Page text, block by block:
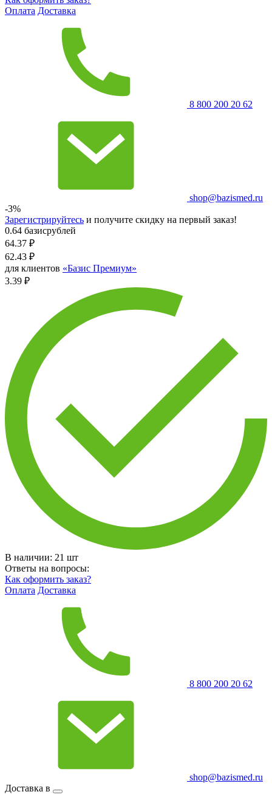
Оплата Доставка
8 800 200 20 62
shop@bazismed.ru
-3%
Зарегистрируйтесь и получите скидку на первый заказ!
0.64 базисрублей
64.37 ₽
62.43 ₽
для клиентов «Базис Премиум»
3.39 ₽
В наличии: 21 шт
Ответы на вопросы:
Как оформить заказ?
Оплата Доставка
8 800 200 20 62
shop@bazismed.ru
Доставка в